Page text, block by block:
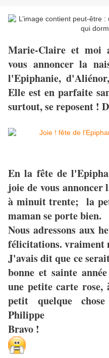
Marie-Claire et moi
vous annoncer la
l'Epiphanie,
Elle est en parfaite
surtout, se reposent !
En la fête de
joie de vous
à minuit trente; la
maman se porte bien.
Nous adressons aux
félicitations. vraiment
J'avais dit que ce
bonne et sainte
une petite carte rose,
petit quelque
Philippe
Bravo !